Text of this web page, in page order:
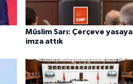
Müslim Sarı: Çerçeve yasaya
imza attık